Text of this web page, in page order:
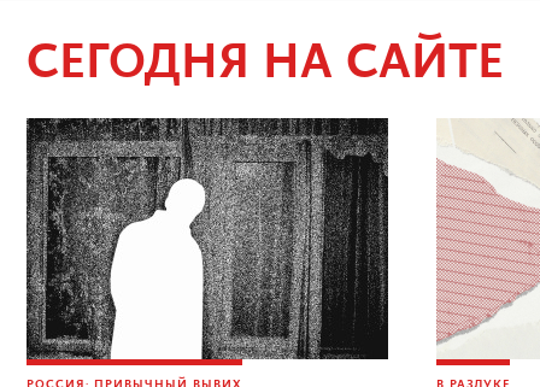
СЕГОДНЯ НА САЙТЕ
РОССИЯ: ПРИВЫЧНЫЙ ВЫВИХ В РАЗЛУКЕ